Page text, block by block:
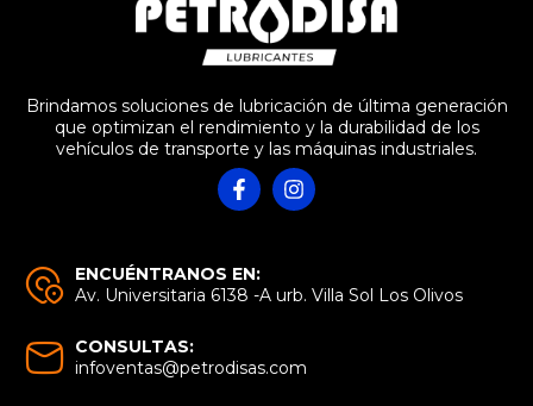
Brindamos soluciones de lubricación de última generación
que optimizan el rendimiento y la durabilidad de los
vehículos de transporte y las máquinas industriales.
ENCUÉNTRANOS EN:
Av. Universitaria 6138 -A urb. Villa Sol Los Olivos
CONSULTAS:
infoventas@petrodisas.com